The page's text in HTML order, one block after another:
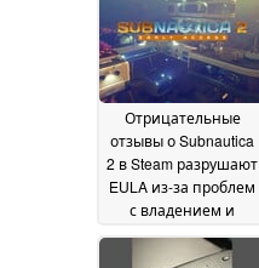
19 May 2026
Отрицательные
отзывы о Subnautica
2 в Steam разрушают
EULA из-за проблем
с владением и
18 May 2026